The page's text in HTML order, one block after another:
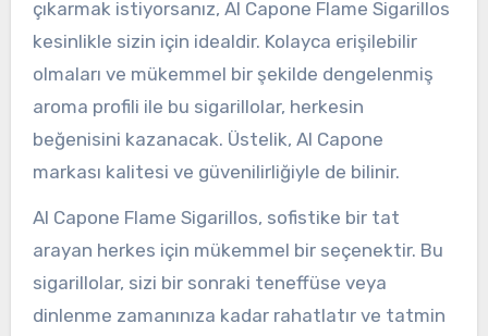
çıkarmak istiyorsanız, Al Capone Flame Sigarillos
kesinlikle sizin için idealdir. Kolayca erişilebilir
olmaları ve mükemmel bir şekilde dengelenmiş
aroma profili ile bu sigarillolar, herkesin
beğenisini kazanacak. Üstelik, Al Capone
markası kalitesi ve güvenilirliğiyle de bilinir.
Al Capone Flame Sigarillos, sofistike bir tat
arayan herkes için mükemmel bir seçenektir. Bu
sigarillolar, sizi bir sonraki teneffüse veya
dinlenme zamanınıza kadar rahatlatır ve tatmin